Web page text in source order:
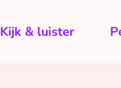
Kijk & luister